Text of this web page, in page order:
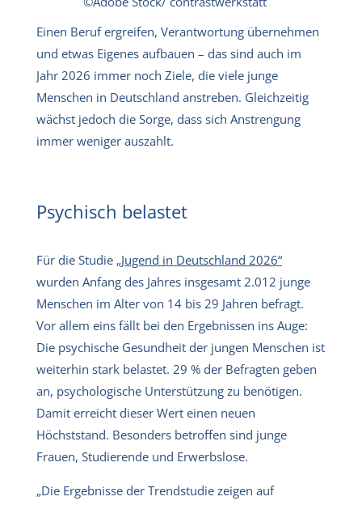
Einen Beruf ergreifen, Verantwortung übernehmen
und etwas Eigenes aufbauen – das sind auch im
Jahr 2026 immer noch Ziele, die viele junge
Menschen in Deutschland anstreben. Gleichzeitig
wächst jedoch die Sorge, dass sich Anstrengung
immer weniger auszahlt.
Psychisch belastet
Für die Studie „Jugend in Deutschland 2026“
wurden Anfang des Jahres insgesamt 2.012 junge
Menschen im Alter von 14 bis 29 Jahren befragt.
Vor allem eins fällt bei den Ergebnissen ins Auge:
Die psychische Gesundheit der jungen Menschen ist
weiterhin stark belastet. 29 % der Befragten geben
an, psychologische Unterstützung zu benötigen.
Damit erreicht dieser Wert einen neuen
Höchststand. Besonders betroffen sind junge
Frauen, Studierende und Erwerbslose.
„Die Ergebnisse der Trendstudie zeigen auf